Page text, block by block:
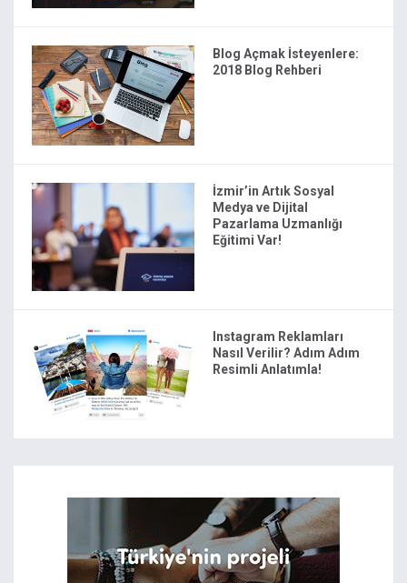
Blog Açmak İsteyenlere:
2018 Blog Rehberi
İzmir’in Artık Sosyal
Medya ve Dijital
Pazarlama Uzmanlığı
Eğitimi Var!
Instagram Reklamları
Nasıl Verilir? Adım Adım
Resimli Anlatımla!